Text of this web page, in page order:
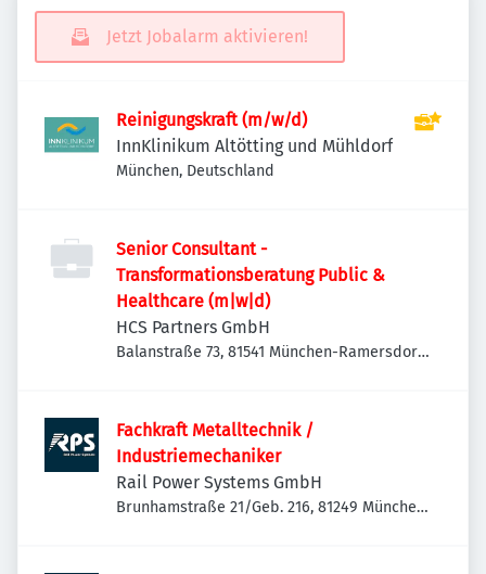
Jetzt Jobalarm aktivieren!
Reinigungskraft (m/w/d)
InnKlinikum Altötting und Mühldorf
München, Deutschland
Senior Consultant -
Transformationsberatung Public &
Healthcare (m|w|d)
HCS Partners GmbH
Balanstraße 73, 81541 München-Ramersdorf-
Fachkraft Metalltechnik /
Industriemechaniker
Rail Power Systems GmbH
Brunhamstraße 21/Geb. 216, 81249 München-